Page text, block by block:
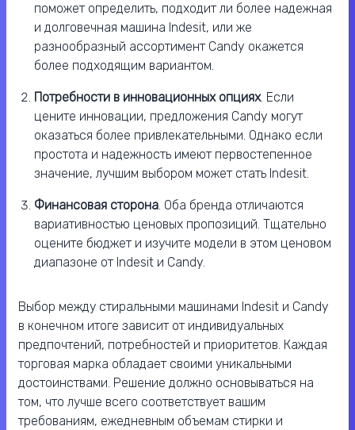
поможет определить, подходит ли более надежная
и долговечная машина Indesit, или же
разнообразный ассортимент Candy окажется
более подходящим вариантом.
Потребности в инновационных опциях. Если
цените инновации, предложения Candy могут
оказаться более привлекательными. Однако если
простота и надежность имеют первостепенное
значение, лучшим выбором может стать Indesit.
Финансовая сторона. Оба бренда отличаются
вариативностью ценовых пропозиций. Тщательно
оцените бюджет и изучите модели в этом ценовом
диапазоне от Indesit и Candy.
Выбор между стиральными машинами Indesit и Candy
в конечном итоге зависит от индивидуальных
предпочтений, потребностей и приоритетов. Каждая
торговая марка обладает своими уникальными
достоинствами. Решение должно основываться на
том, что лучше всего соответствует вашим
требованиям, ежедневным объемам стирки и